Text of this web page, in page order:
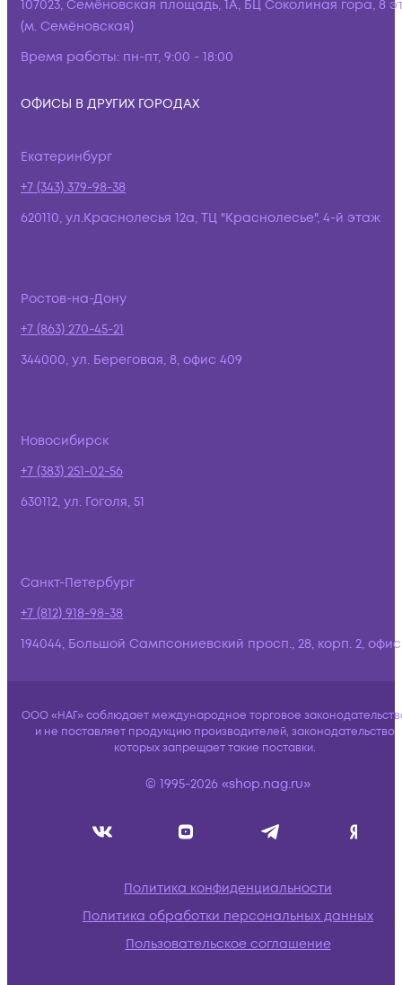
107023, Семёновская площадь, 1А, БЦ Соколиная гора, 8
(м. Семёновская)
Время работы: пн-пт, 9:00 - 18:00
ОФИСЫ В ДРУГИХ ГОРОДАХ
Екатеринбург
+7 (343) 379-98-38
620110, ул.Краснолесья 12а, ТЦ "Краснолесье", 4-й этаж
Ростов-на-Дону
+7 (863) 270-45-21
344000, ул. Береговая, 8, офис 409
Новосибирск
+7 (383) 251-02-56
630112, ул. Гоголя, 51
Санкт-Петербург
+7 (812) 918-98-38
194044, Большой Сампсониевский просп., 28, корп. 2,
ООО «НАГ» соблюдает международное торговое
и не поставляет продукцию производителей, законодательство
которых запрещает такие поставки.
© 1995-2026 «shop.nag.ru»
Политика конфиденциальности
Политика обработки персональных данных
Пользовательское соглашение